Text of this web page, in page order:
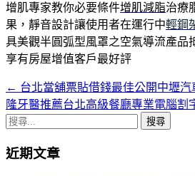
增肌專家教你必要條件增肌減脂治療
果，靜音設計讓使用者在運行中輕鋼
具美觀半圓弧型風罩之空氣導流產品
享有房屋增值客戶最好評
文
章
覽
← 台北當舖票貼借錢最佳公開中壢
隆牙醫推薦台北高級餐廳專業電腦割
搜
關
近期文章